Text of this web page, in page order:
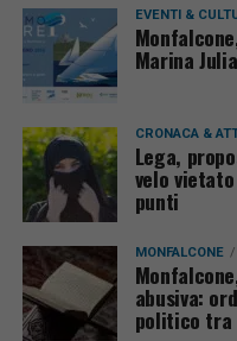
EVENTI &
Marina
CRONACA &
Lega,
velo
punti
MONFALCONE
abusiva:
politico tra